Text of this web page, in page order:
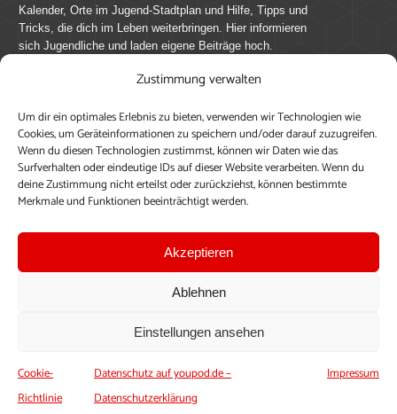
Zustimmung verwalten
Um dir ein optimales Erlebnis zu bieten, verwenden wir Technologien wie
Cookies, um Geräteinformationen zu speichern und/oder darauf zuzugreifen.
Wenn du diesen Technologien zustimmst, können wir Daten wie das
Surfverhalten oder eindeutige IDs auf dieser Website verarbeiten. Wenn du
deine Zustimmung nicht erteilst oder zurückziehst, können bestimmte
Merkmale und Funktionen beeinträchtigt werden.
Akzeptieren
Ablehnen
Einstellungen ansehen
Cookie-
Richtlinie
Datenschutz auf youpod.de –
Datenschutzerklärung
Impressum
Kalender, Orte im Jugend-Stadtplan und Hilfe, Tipps und
Tricks, die dich im Leben weiterbringen. Hier informieren
sich Jugendliche und laden eigene Beiträge hoch.
youpod.de lebt von Menschen wie dir. Sammel
journalistische Erfahrung, teile deine Perspektive und
veröffentliche deine Beiträge auf youpod.de.Du musst
dich anmelden, um alle Funktionen nutzen zu können, ein
Profil anzulegen, eigene Beiträge hochzuladen und zu
Einloggen